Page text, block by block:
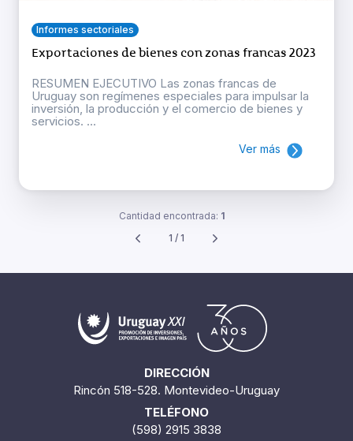
Informes sectoriales
Exportaciones de bienes con zonas francas 2023
RESUMEN EJECUTIVO Las zonas francas de
Uruguay son regímenes especiales para impulsar la
inversión, la producción y el comercio de bienes y
servicios. ...
Ver más
Cantidad encontrada: 1
1 / 1
DIRECCIÓN
Rincón 518-528. Montevideo-Uruguay
TELÉFONO
(598) 2915 3838